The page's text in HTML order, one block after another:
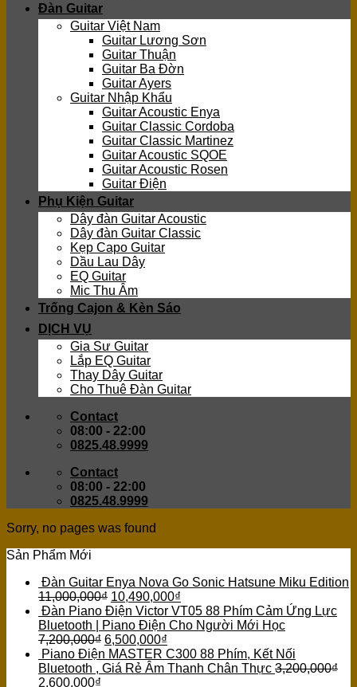
Đàn Guitar
Guitar Việt Nam
Guitar Lương Sơn
Guitar Thuận
Guitar Ba Đờn
Guitar Ayers
Guitar Nhập Khẩu
Guitar Acoustic Enya
Guitar Classic Cordoba
Guitar Classic Martinez
Guitar Acoustic SQOE
Guitar Acoustic Rosen
Guitar Điện
Phụ Kiện Guitar
Dây đàn Guitar Acoustic
Dây đàn Guitar Classic
Kẹp Capo Guitar
Dầu Lau Dây
EQ Guitar
Mic Thu Âm
Trống Cajon & Kèn Sáo
DỊCH VỤ
Gia Sư Guitar
Lắp EQ Guitar
Thay Dây Guitar
Cho Thuê Đàn Guitar
Contact
08:00 - 22:00
0825.48.9999
Contact
08:00 - 22:00
0825.48.9999
Sorry, no pages was found
Sản Phẩm Mới
Đàn Guitar Enya Nova Go Sonic Hatsune Miku Edition
11,000,000₫ 10,490,000₫
Đàn Piano Điện Victor VT05 88 Phím Cảm Ứng Lực
Bluetooth | Piano Điện Cho Người Mới Học
7,200,000₫ 6,500,000₫
Piano Điện MASTER C300 88 Phím, Kết Nối
Bluetooth , Giá Rẻ Âm Thanh Chân Thực 3,200,000₫
2,600,000₫